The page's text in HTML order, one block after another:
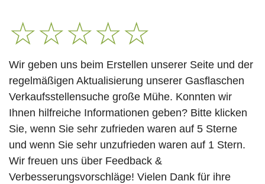
☆☆☆☆☆
Wir geben uns beim Erstellen unserer Seite und der
regelmäßigen Aktualisierung unserer Gasflaschen
Verkaufsstellensuche große Mühe. Konnten wir
Ihnen hilfreiche Informationen geben? Bitte klicken
Sie, wenn Sie sehr zufrieden waren auf 5 Sterne
und wenn Sie sehr unzufrieden waren auf 1 Stern.
Wir freuen uns über Feedback &
Verbesserungsvorschläge! Vielen Dank für ihre